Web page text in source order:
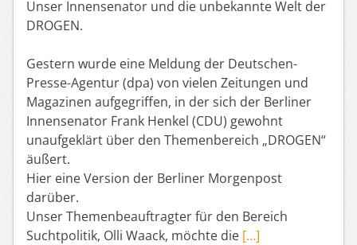
Unser Innensenator und die unbekannte Welt der
DROGEN.
Gestern wurde eine Meldung der Deutschen-
Presse-Agentur (dpa) von vielen Zeitungen und
Magazinen aufgegriffen, in der sich der Berliner
Innensenator Frank Henkel (CDU) gewohnt
unaufgeklärt über den Themenbereich „DROGEN“
äußert.
Hier eine Version der Berliner Morgenpost
darüber.
Unser Themenbeauftragter für den Bereich
Suchtpolitik, Olli Waack, möchte die […]